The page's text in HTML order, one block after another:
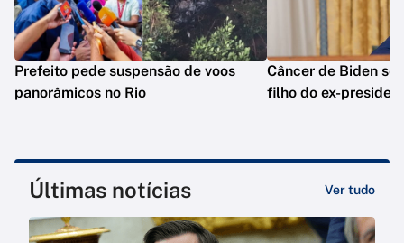
Prefeito pede suspensão de voos
panorâmicos no Rio
Câncer de Biden se
filho do ex-
Últimas notícias Ver tudo